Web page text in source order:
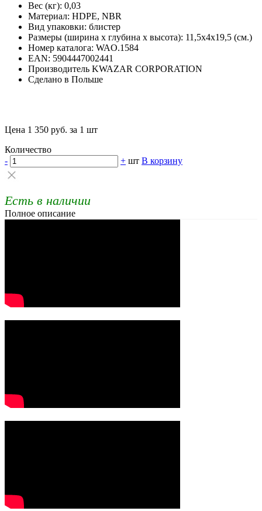
Вес (кг): 0,03
Материал: HDPE, NBR
Вид упаковки: блистер
Размеры (ширина х глубина х высота): 11,5х4х19,5 (см.)
Номер каталога: WAO.1584
EAN: 5904447002441
Производитель KWAZAR CORPORATION
Сделано в Польше
Цена 1 350 руб. за 1 шт
Количество
-
+ шт В корзину
Есть в наличии
Полное описание